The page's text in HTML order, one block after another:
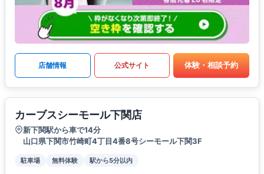
店舗情報 公式サイト 体験・相談予約
カーブスシーモール下関店
新下関駅から車で14分
山口県下関市竹崎町4丁目4番8号シーモール下関3F
駐車場 無料体験 駅から5分以内